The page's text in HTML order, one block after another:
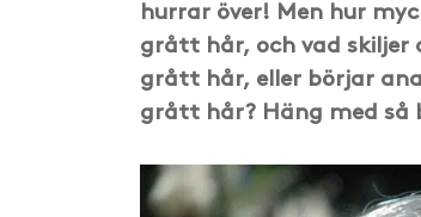
hurrar över! Men hur
grått hår, och vad
grått hår, eller börjar
grått hår? Häng med så